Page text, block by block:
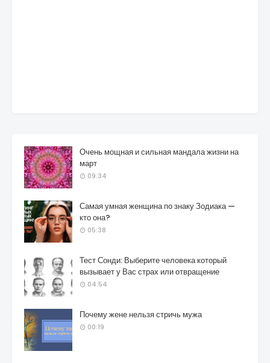
Очень мощная и сильная мандала жизни на
март
09:34
Самая умная женщина по знаку Зодиака —
кто она?
05:38
Тест Сонди: Выберите человека который
вызывает у Вас страх или отвращение
04:54
Почему жене нельзя стричь мужа
00:19